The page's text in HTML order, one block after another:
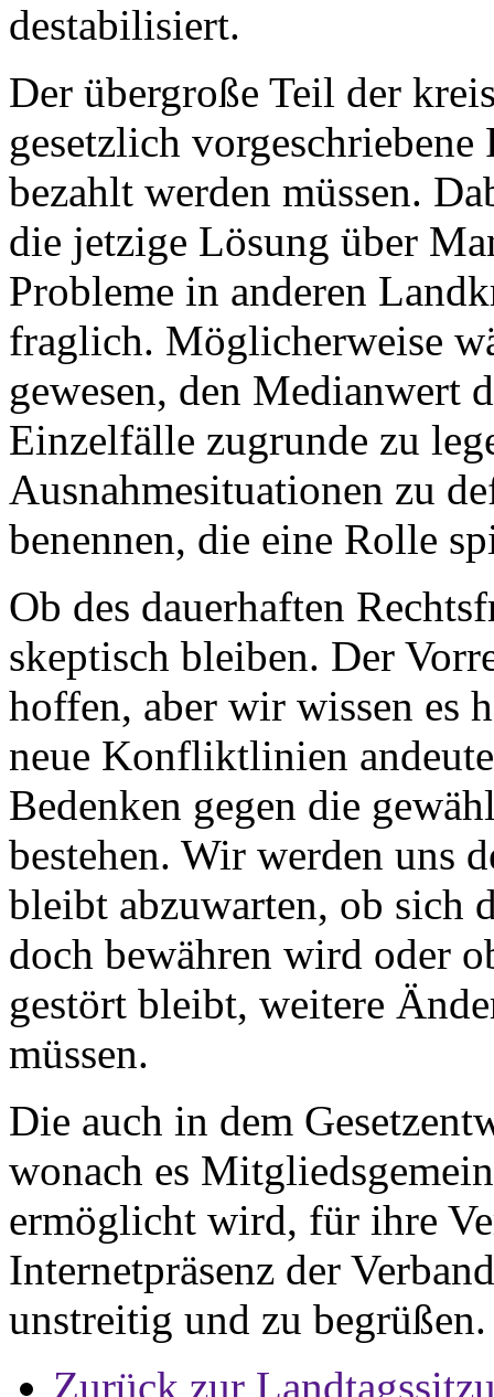
destabilisiert.
Der übergroße Teil der
gesetzlich
bezahlt werden müssen.
die jetzige Lösung über
Probleme in anderen
fraglich. Möglicherweise
gewesen, den Medianwert
Einzelfälle zugrunde zu
Ausnahmesituationen zu
benennen, die eine Rolle
Ob des dauerhaften
skeptisch bleiben. Der
hoffen, aber wir wissen es
neue Konfliktlinien
Bedenken gegen die
bestehen. Wir werden uns
bleibt abzuwarten, ob sich
doch bewähren wird oder
gestört bleibt, weitere
müssen.
Die auch in dem
wonach es
ermöglicht wird, für ihre
Internetpräsenz der
unstreitig und zu
Zurück zur